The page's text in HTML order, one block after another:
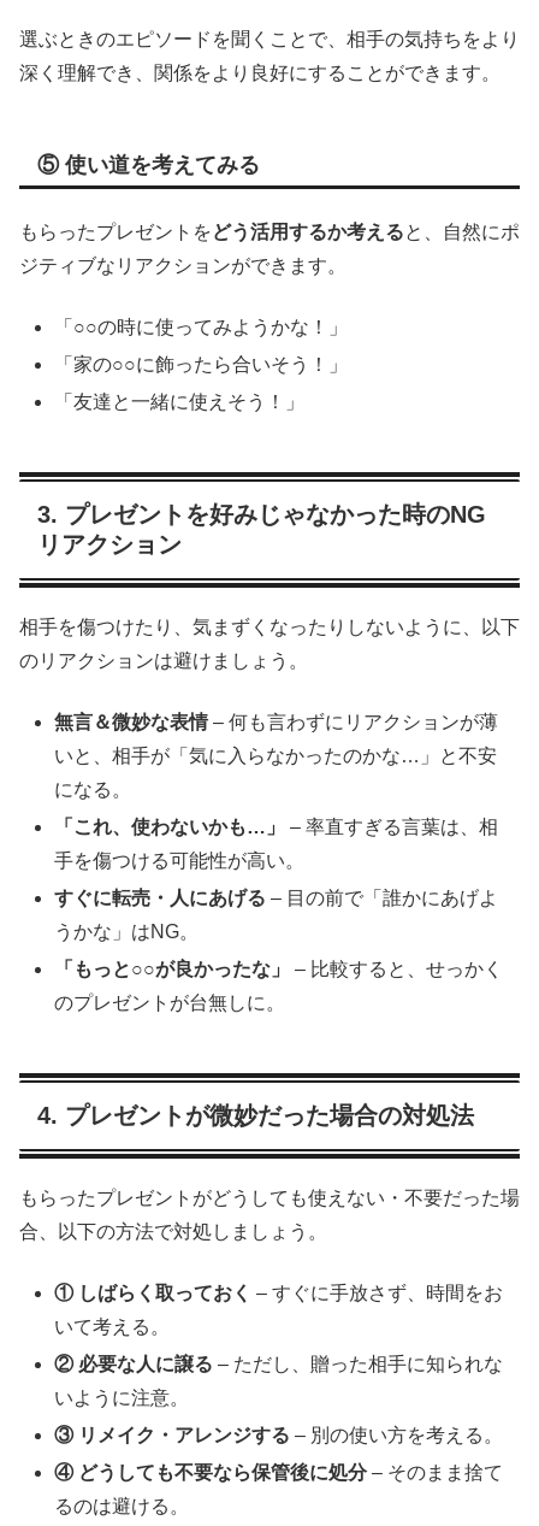
選ぶときのエピソードを聞くことで、相手の気持ちをより
深く理解でき、関係をより良好にすることができます。
⑤ 使い道を考えてみる
もらったプレゼントをどう活用するか考えると、自然にポ
ジティブなリアクションができます。
「○○の時に使ってみようかな！」
「家の○○に飾ったら合いそう！」
「友達と一緒に使えそう！」
3. プレゼントを好みじゃなかった時のNG
リアクション
相手を傷つけたり、気まずくなったりしないように、以下
のリアクションは避けましょう。
無言＆微妙な表情– 何も言わずにリアクションが薄
いと、相手が「気に入らなかったのかな…」と不安
になる。
「これ、使わないかも…」
– 率直すぎる言葉は、相
手を傷つける可能性が高い。
すぐに転売・人にあげる – 目の前で「誰かにあげよ
うかな」はNG。
「もっと○○が良かったな」
– 比較すると、せっかく
のプレゼントが台無しに。
4. プレゼントが微妙だった場合の対処法
もらったプレゼントがどうしても使えない・不要だった場
合、以下の方法で対処しましょう。
① しばらく取っておく – すぐに手放さず、時間をお
いて考える。
② 必要な人に譲る – ただし、贈った相手に知られな
いように注意。
③ リメイク・アレンジする – 別の使い方を考える。
④ どうしても不要なら保管後に処分– そのまま捨て
るのは避ける。